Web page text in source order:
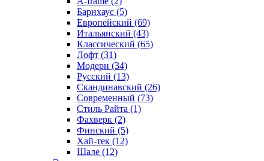
Барнхаус (5)
Европейский (69)
Итальянский (43)
Классический (65)
Лофт (31)
Модерн (34)
Русский (13)
Скандинавский (26)
Современный (73)
Стиль Райта (1)
Фахверк (2)
Финский (5)
Хай-тек (12)
Шале (12)